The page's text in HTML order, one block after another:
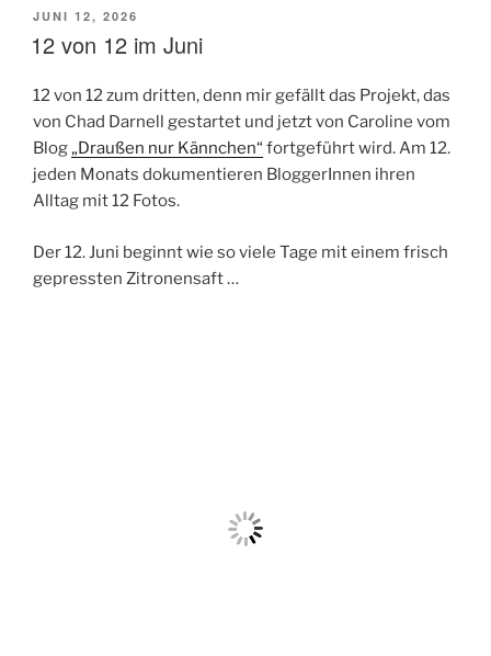
VERÖFFENTLICHT
AM
JUNI 12, 2026
12 von 12 im Juni
12 von 12 zum dritten, denn mir gefällt das Projekt, das
von Chad Darnell gestartet und jetzt von Caroline vom
Blog„Draußen nur Kännchen“ fortgeführt wird. Am 12.
jeden Monats dokumentieren BloggerInnen ihren
Alltag mit 12 Fotos.
Der 12. Juni beginnt wie so viele Tage mit einem frisch
gepressten Zitronensaft …